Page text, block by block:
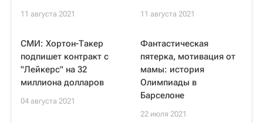
11 августа 2021 11 августа 2021
СМИ: Хортон-Такер
подпишет контракт с
"Лейкерс" на 32
миллиона долларов
04 августа 2021
Фантастическая
пятерка, мотивация от
мамы: история
Олимпиады в
Барселоне
22 июля 2021